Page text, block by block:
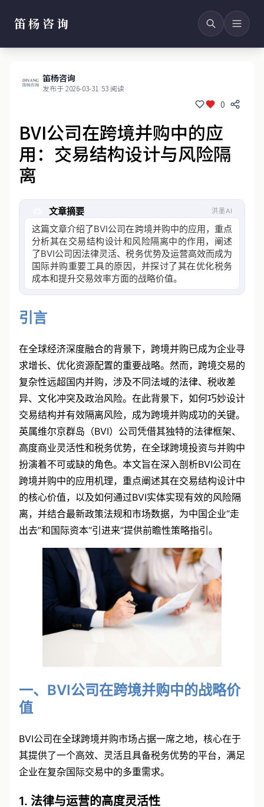
笛杨咨询
笛杨咨询
发布于 2026-03-31/53 阅读
0
BVI公司在跨境并购中的应
用：交易结构设计与风险隔
离
文章摘要 洪墨AI
这篇文章介绍了BVI公司在跨境并购中的应用，重点
分析其在交易结构设计和风险隔离中的作用，阐述
了BVI公司因法律灵活、税务优势及运营高效而成为
国际并购重要工具的原因，并探讨了其在优化税务
成本和提升交易效率方面的战略价值。
引言
在全球经济深度融合的背景下，跨境并购已成为企业寻
求增长、优化资源配置的重要战略。然而，跨境交易的
复杂性远超国内并购，涉及不同法域的法律、税收差
异、文化冲突及政治风险。在此背景下，如何巧妙设计
交易结构并有效隔离风险，成为跨境并购成功的关键。
英属维尔京群岛（BVI）公司凭借其独特的法律框架、
高度商业灵活性和税务优势，在全球跨境投资与并购中
扮演着不可或缺的角色。本文旨在深入剖析BVI公司在
跨境并购中的应用机理，重点阐述其在交易结构设计中
的核心价值，以及如何通过BVI实体实现有效的风险隔
离，并结合最新政策法规和市场数据，为中国企业“走
出去”和国际资本“引进来”提供前瞻性策略指引。
一、BVI公司在跨境并购中的战略价
值
BVI公司在全球跨境并购市场占据一席之地，核心在于
其提供了一个高效、灵活且具备税务优势的平台，满足
企业在复杂国际交易中的多重需求。
1. 法律与运营的高度灵活性